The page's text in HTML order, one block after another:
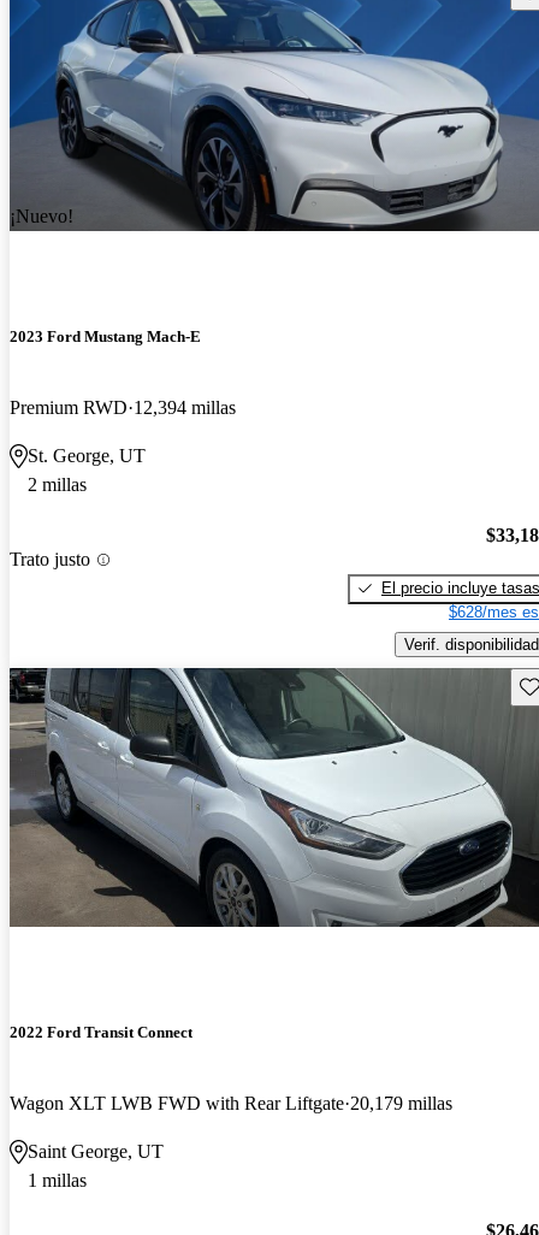
¡Nuevo!
2023 Ford Mustang Mach-E
Premium RWD 12,394 millas
St. George, UT
2 millas
Trato justo
El precio incluye tasas
$628/mes
Verif. disponibilidad
2022 Ford Transit Connect
Wagon XLT LWB FWD with Rear Liftgate 20,179 millas
Saint George, UT
1 millas